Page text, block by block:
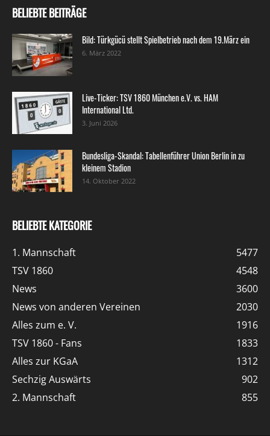
BELIEBTE BEITRÄGE
Bild: Türkgücü stellt Spielbetrieb nach dem 19.März ein
6. März 2022
Live-Ticker: TSV 1860 München e.V. vs. HAM
International Ltd.
3. Juni 2026
Bundesliga-Skandal: Tabellenführer Union Berlin in zu
kleinem Stadion
14. Oktober 2022
BELIEBTE KATEGORIE
1. Mannschaft
5477
TSV 1860
4548
News
3600
News von anderen Vereinen
2030
Alles zum e. V.
1916
TSV 1860 - Fans
1833
Alles zur KGaA
1312
Sechzig Auswärts
902
2. Mannschaft
855